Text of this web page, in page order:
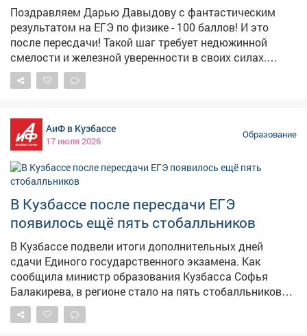
баллов по литературе, но после пересдачи смогла
подтвердить свои знания на все 100 баллов. В
администрации Кемерова отметили, что решение о
пересдаче требует смелости, ведь первый результат
экзамена полностью аннулируется. Однако
уверенность выпускников в своих силах полностью
Поздравляем Дарью Давыдову с фантастическим
результатом на ЕГЭ по физике - 100 баллов! И это
после пересдачи! Такой шаг требует недюжинной
смелости и железной уверенности в своих силах.
Даша доказала, что невозможное возможно. 💪
Особая благодарность - учителю Дарьи, Наталье
терпение и умение объяснять сложнейшие вещи
простым языком помогли Даше добиться максимума.
Мы гордимся нашей выпускницей и её наставником!
Желаем Дарье покорения новых вершин! 🚀
#лицейвдохновляет
АиФ в Кузбассе
17 июля 2026
Образование
В Кузбассе после пересдачи ЕГЭ
появилось ещё пять стобалльников
В Кузбассе подвели итоги дополнительных дней
сдачи Единого государственного экзамена. Как
сообщила министр образования Кузбасса Софья
Балакирева, в регионе стало на пять стобалльников
больше. Всего 99 выпускников получили 108
стобалльных результатов, а 66 участников экзаменов